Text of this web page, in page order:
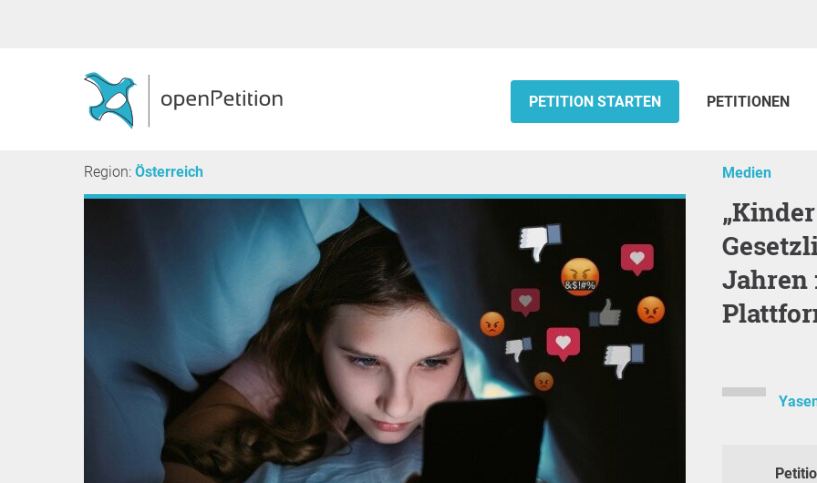
PETITION STARTEN PETITIONEN
Region: Österreich Medien
„Kinder sollen Kinder bleiben" -
Jahren